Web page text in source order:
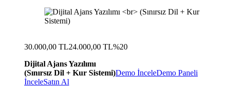
30.000,00 TL24.000,00 TL%20
Dijital Ajans Yazılımı
(Sınırsız Dil + Kur Sistemi)Demo İnceleDemo Paneli
İnceleSatın Al